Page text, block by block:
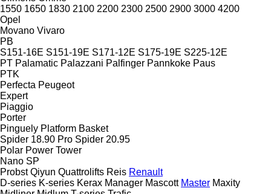
1550 1650 1830 2100 2200 2300 2500 2900 3000 4200
Opel
Movano Vivaro
PB
S151-16E S151-19E S171-12E S175-19E S225-12E
PT Palamatic Palazzani Palfinger Pannkoke Paus
PTK
Perfecta Peugeot
Expert
Piaggio
Porter
Pinguely Platform Basket
Spider 18.90 Pro Spider 20.95
Polar Power Tower
Nano SP
Probst Qiyun Quattrolifts Reis Renault
D-series K-series Kerax Manager Mascott Master Maxity